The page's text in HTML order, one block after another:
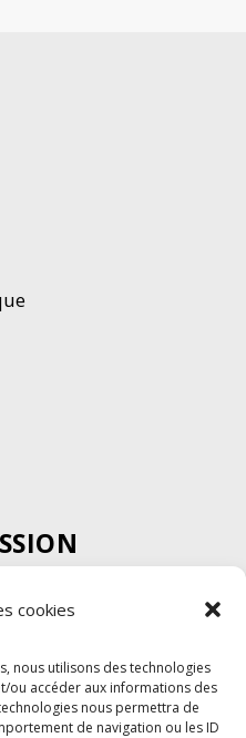
cookies
nous utilisons des technologies
ou accéder aux informations des
nous permettra de
de navigation ou les ID